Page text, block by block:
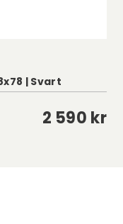
| Svart
2 590 kr